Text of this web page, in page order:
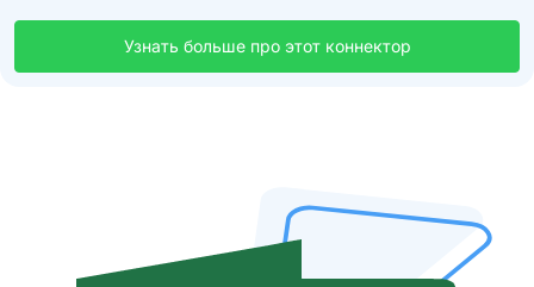
Узнать больше про этот коннектор